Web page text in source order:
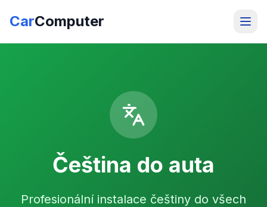
CarComputer
Čeština do auta
Profesionální instalace češtiny do všech